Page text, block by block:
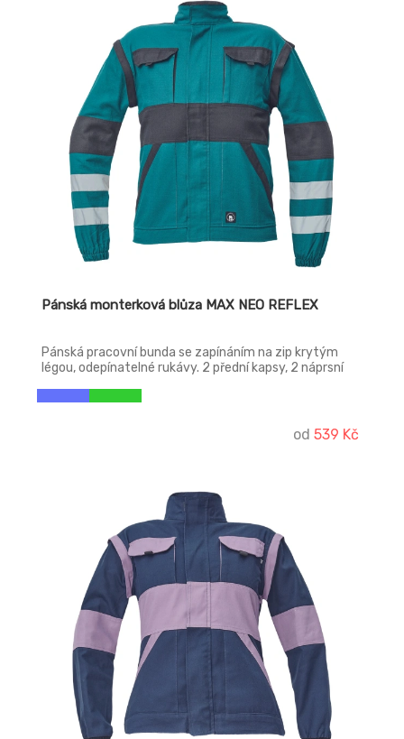
Pánská monterková blůza MAX NEO REFLEX
Pánská pracovní bunda se zapínáním na zip krytým
légou, odepínatelné rukávy. 2 přední kapsy, 2 náprsní
od 539 Kč